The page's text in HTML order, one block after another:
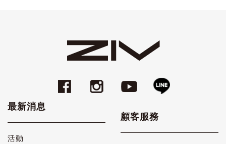
最新消息
活動
顧客服務